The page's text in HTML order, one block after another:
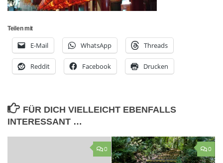
Teilen mit
E-Mail WhatsApp Threads
Reddit Facebook Drucken
FÜR DICH VIELLEICHT EBENFALLS
INTERESSANT …
0 0